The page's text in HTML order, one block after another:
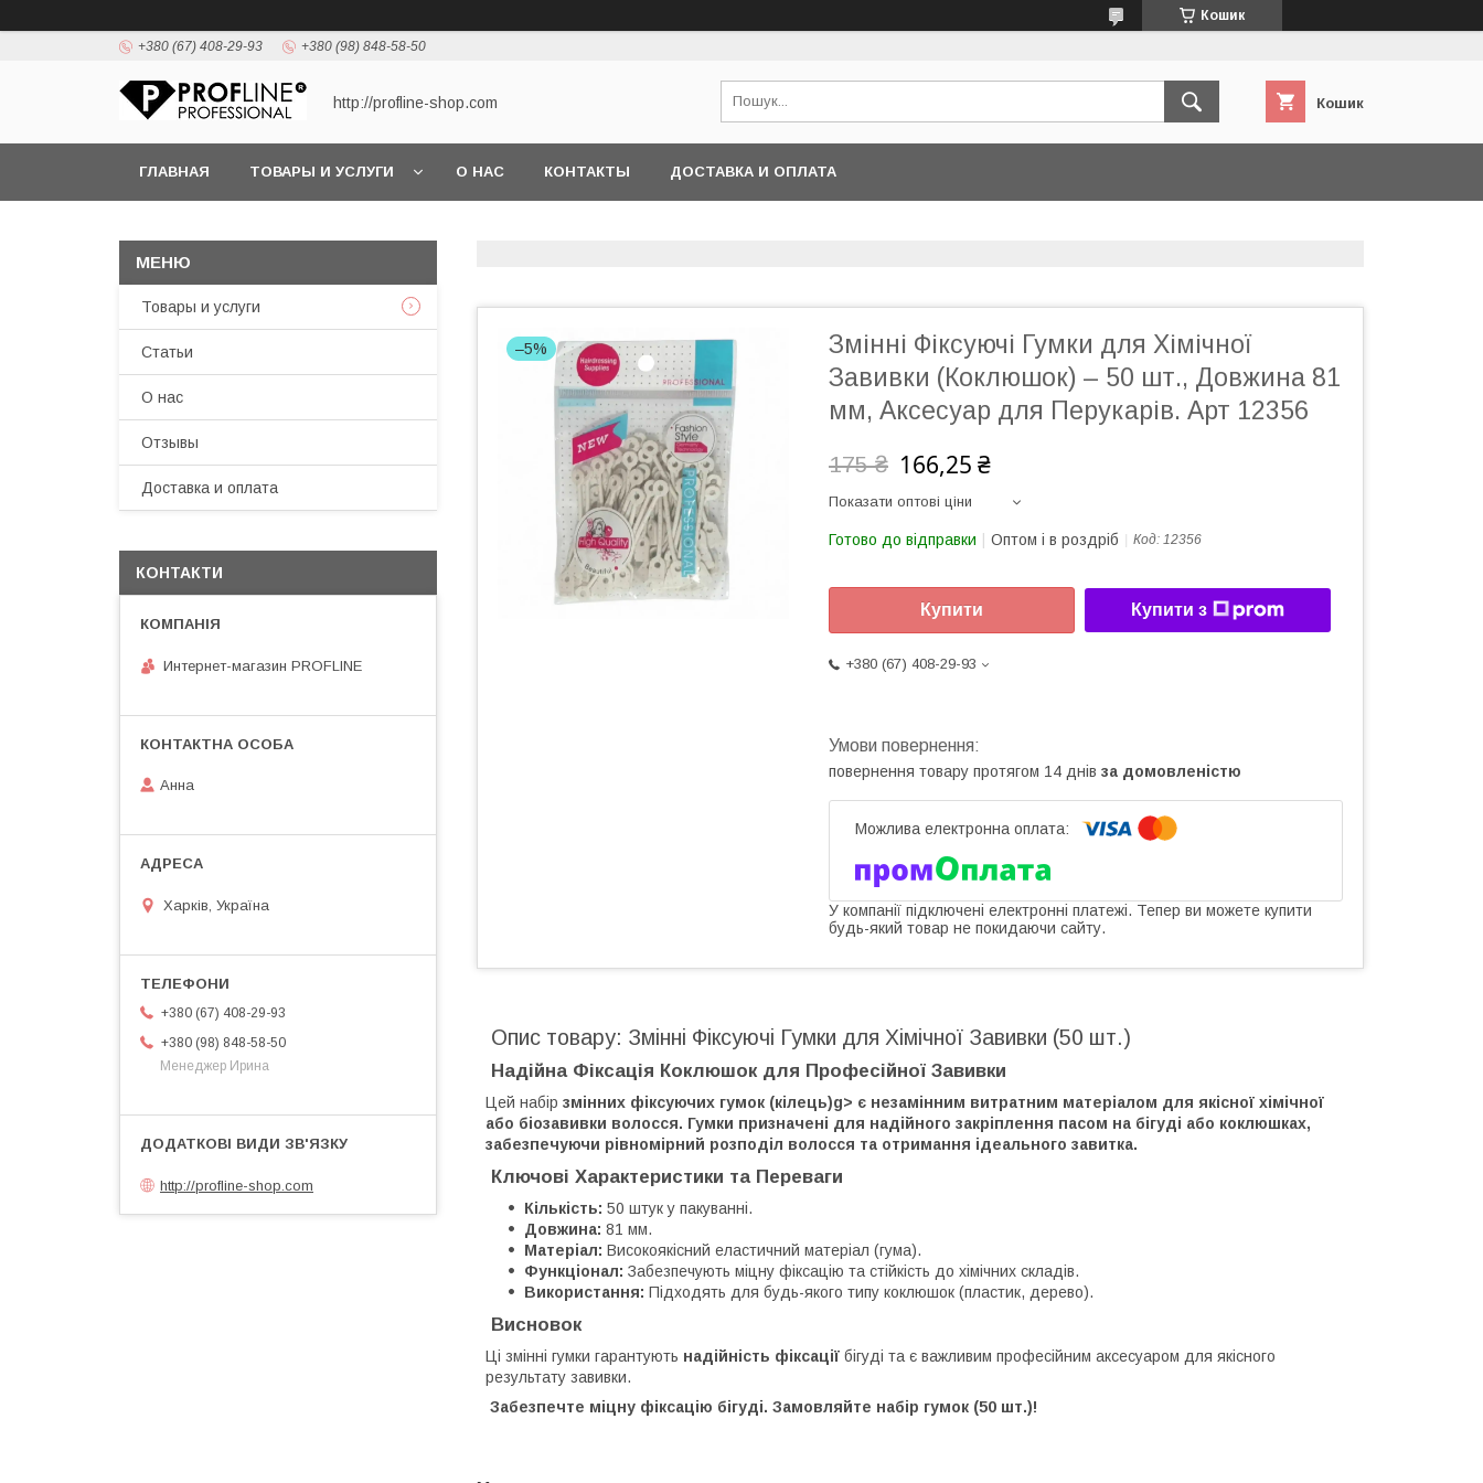
Кошик
+380 (67) 408-29-93 +380 (98) 848-58-50
http://profline-shop.com Кошик
ГЛАВНАЯ ТОВАРЫ И УСЛУГИ О НАС КОНТАКТЫ ДОСТАВКА И ОПЛАТА
–5%
Змінні Фіксуючі Гумки для Хімічної
Завивки (Коклюшок) – 50 шт., Довжина 81
мм, Аксесуар для Перукарів. Арт 12356
175 ₴ 166,25 ₴
Показати оптові ціни
Готово до відправки Оптом і в роздріб Код: 12356
Купити Купити з
+380 (67) 408-29-93
повернення товару протягом 14 днів за домовленістю
У компанії підключені електронні платежі. Тепер ви можете купити
будь-який товар не покидаючи сайту.
Опис товару: Змінні Фіксуючі Гумки для Хімічної Завивки (50 шт.)
Надійна Фіксація Коклюшок для Професійної Завивки
​Цей набір змінних фіксуючих гумок (кілець)g> є незамінним витратним матеріалом для якісної хімічної
або біозавивки волосся. Гумки призначені для надійного закріплення пасом на бігуді або коклюшках,
забезпечуючи рівномірний розподіл волосся та отримання ідеального завитка.
Ключові Характеристики та Переваги
Кількість: 50 штук у пакуванні.
Довжина: 81 мм.
Матеріал: Високоякісний еластичний матеріал (гума).
Функціонал: Забезпечують міцну фіксацію та стійкість до хімічних складів.
Використання: Підходять для будь-якого типу коклюшок (пластик, дерево).
Висновок
​Ці змінні гумки гарантують надійність фіксації бігуді та є важливим професійним аксесуаром для якісного
результату завивки.
Забезпечте міцну фіксацію бігуді. Замовляйте набір гумок (50 шт.)!
Товары и услуги
Статьи
О нас
Отзывы
Доставка и оплата
КОНТАКТИ
Интернет-магазин PROFLINE
Анна
Харків, Україна
+380 (67) 408-29-93
+380 (98) 848-58-50
Менеджер Ирина
http://profline-shop.com